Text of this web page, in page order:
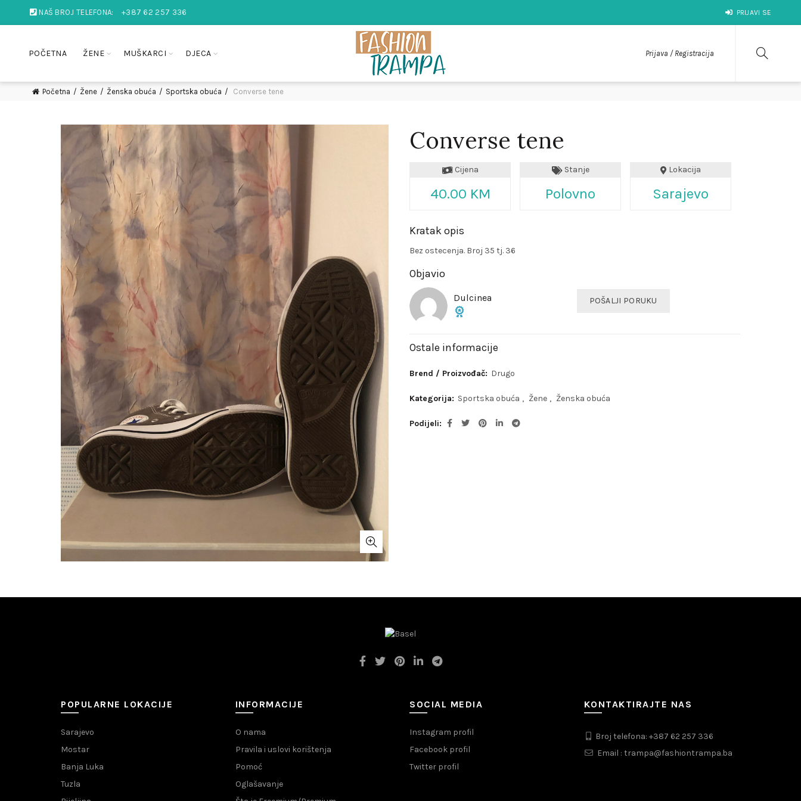
NAŠ BROJ TELEFONA: +387 62 257 336 PRIJAVI SE
POČETNA ŽENE MUŠKARCI DJECA Prijava / Registracija
Početna Žene Ženska obuća Sportska obuća Converse tene
Converse tene
Cijena
40.00 KM
Stanje
Polovno
Lokacija
Sarajevo
Kratak opis
Bez ostecenja. Broj 35 tj. 36
Objavio
Dulcinea POŠALJI PORUKU
Ostale informacije
Brend / Proizvođač: Drugo
Kategorija: Sportska obuća , Žene , Ženska obuća
Podijeli
POPULARNE LOKACIJE
Sarajevo
Mostar
Banja Luka
Tuzla
INFORMACIJE
O nama
Pravila i uslovi korištenja
Pomoć
Oglašavanje
SOCIAL MEDIA
Instagram profil
Facebook profil
Twitter profil
KONTAKTIRAJTE NAS
Broj telefona: +387 62 257 336
Email : trampa@fashiontrampa.ba